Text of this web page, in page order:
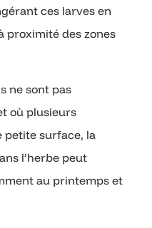
ces larves en
proximité des zones
ne sont pas
où plusieurs
petite surface, la
l’herbe peut
au printemps et